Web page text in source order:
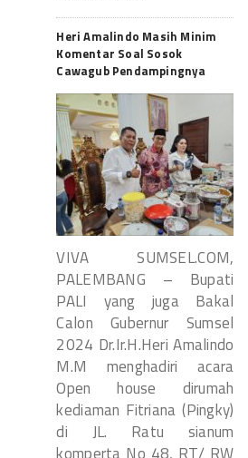
Heri Amalindo Masih Minim
Komentar Soal Sosok
Cawagub Pendampingnya
VIVA SUMSEL.COM,
PALEMBANG – Bupati
PALI yang juga Bakal
Calon Gubernur Sumsel
2024 Dr.Ir.H.Heri Amalindo
M.M menghadiri acara
Open house dirumah
kediaman Fitriana (Pingky)
di JL. Ratu sianum
komperta No 48, RT/ RW